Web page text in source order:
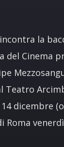
la
del Cinema
Teatro
dicembre
Roma